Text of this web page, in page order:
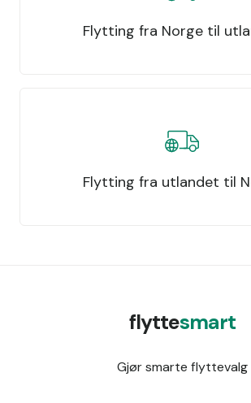
Flytting fra Norge til
Flytting fra utlandet til
flyttesmart
Gjør smarte flyttevalg